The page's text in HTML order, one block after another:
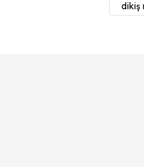
Ürün
dikiş